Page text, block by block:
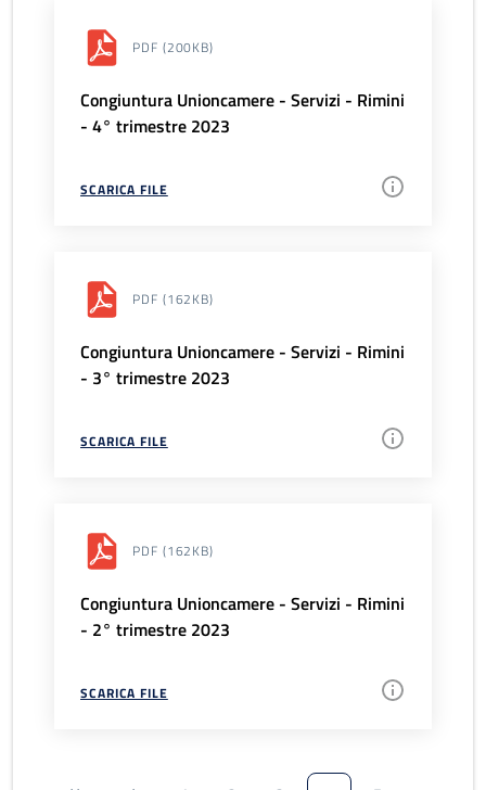
PDF (200KB)
Congiuntura Unioncamere - Servizi - Rimini
- 4° trimestre 2023
SCARICA FILE
PDF (162KB)
Congiuntura Unioncamere - Servizi - Rimini
- 3° trimestre 2023
SCARICA FILE
PDF (162KB)
Congiuntura Unioncamere - Servizi - Rimini
- 2° trimestre 2023
SCARICA FILE